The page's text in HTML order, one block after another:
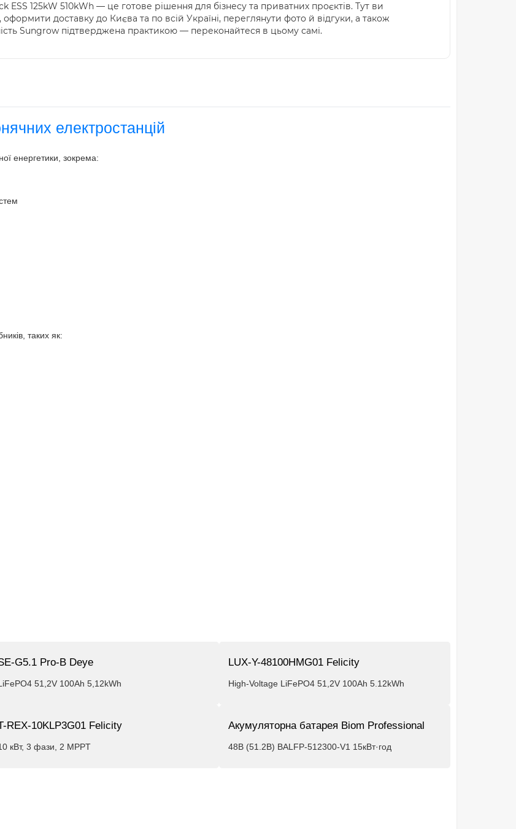
ESS 125kW 510kWh — це готове рішення для бізнесу та приватних проєктів. Тут ви
доставку до Києва та по всій Україні, переглянути фото й відгуки, а також
Sungrow підтверджена практикою — переконайтеся в цьому самі.
електростанцій
енергетики, зокрема:
таких як:
G5.1 Pro-B Deye
51,2V 100Ah 5,12kWh
LUX-Y-48100HMG01 Felicity
High-Voltage LiFePO4 51,2V 100Ah 5.12kWh
REX-10KLP3G01 Felicity
кВт, 3 фази, 2 MPPT
Акумуляторна батарея Biom Professional
48В (51.2В) BALFP-512300-V1 15кВт·год